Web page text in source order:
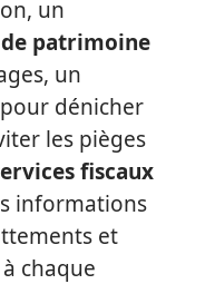
un
patrimoine
un
pour dénicher
les pièges
fiscaux
informations
et
chaque